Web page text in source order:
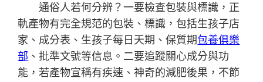
通俗人若何分辨？一要檢查包裝與標識，正
軌產物有完全規范的包裝、標識，包括生孩子店
家、成分表、生孩子每日天期、保質期包養俱樂
部 、批準文號等信息。二要追蹤關心成分與功
能，若產物宣稱有疾速、神奇的減肥後果，不節